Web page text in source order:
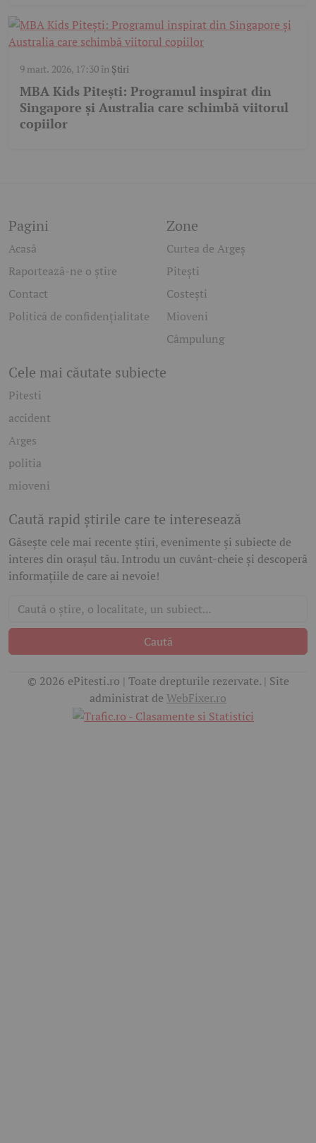
9 mart. 2026, 17:30în Știri
MBA Kids Pitești: Programul inspirat din
Singapore și Australia care schimbă viitorul
copiilor
Pagini
Acasă
Raportează-ne o știre
Contact
Politică de confidențialitate
Zone
Curtea de Argeș
Pitești
Costești
Mioveni
Câmpulung
Cele mai căutate subiecte
Pitesti
accident
Arges
politia
mioveni
Caută rapid știrile care te interesează
Găsește cele mai recente știri, evenimente și subiecte de
interes din orașul tău. Introdu un cuvânt-cheie și descoperă
informațiile de care ai nevoie!
Caută
© 2026 ePitesti.ro | Toate drepturile rezervate. | Site
administrat de WebFixer.ro